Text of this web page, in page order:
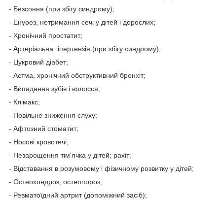
- Безсоння (при збігу синдрому);
- Енурез, нетримання сечі у дітей і дорослих;
- Хронічний простатит;
- Артеріальна гіпертензія (при збігу синдрому);
- Цукровий діабет;
- Астма, хронічний обструктивний бронхіт;
- Випадання зубів і волосся;
- Клімакс;
- Повільне зниження слуху;
- Афтозний стоматит;
- Носові кровотечі;
- Незарощення тім'ячка у дітей; рахіт;
- Відставання в розумовому і фізичному розвитку у дітей;
- Остеохондроз, остеопороз;
- Ревматоїдний артрит (допоміжний засіб);